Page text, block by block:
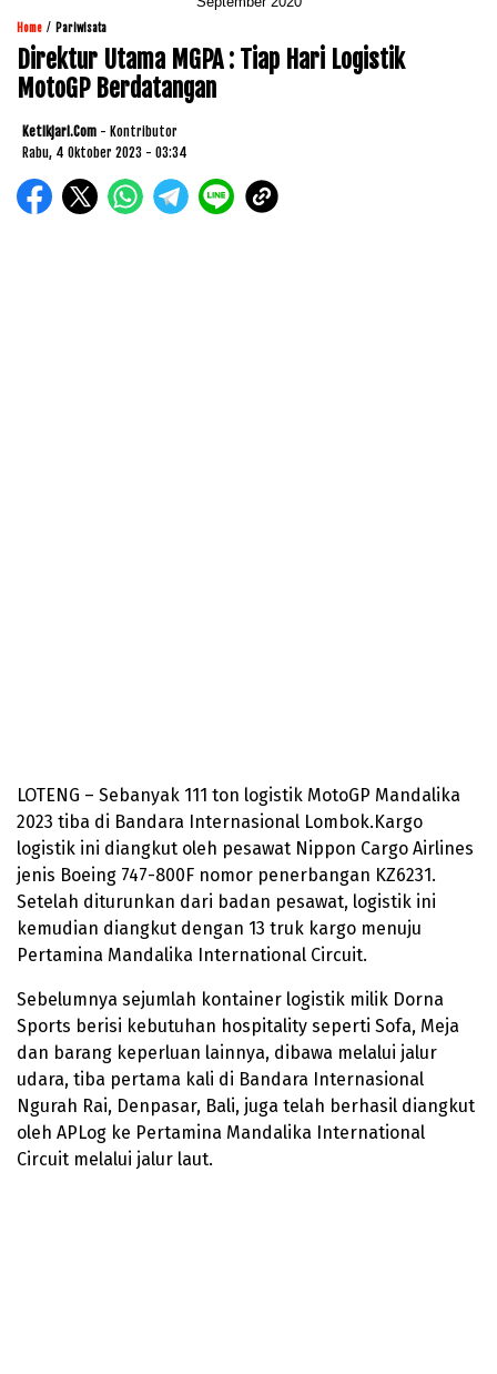
Home / Pariwisata
Direktur Utama MGPA : Tiap Hari Logistik
MotoGP Berdatangan
Ketikjari.com - Kontributor
Rabu, 4 Oktober 2023 - 03:34
LOTENG – Sebanyak 111 ton logistik MotoGP Mandalika
2023 tiba di Bandara Internasional Lombok.Kargo
logistik ini diangkut oleh pesawat Nippon Cargo Airlines
jenis Boeing 747-800F nomor penerbangan KZ6231.
Setelah diturunkan dari badan pesawat, logistik ini
kemudian diangkut dengan 13 truk kargo menuju
Pertamina Mandalika International Circuit.
Sebelumnya sejumlah kontainer logistik milik Dorna
Sports berisi kebutuhan hospitality seperti Sofa, Meja
dan barang keperluan lainnya, dibawa melalui jalur
udara, tiba pertama kali di Bandara Internasional
Ngurah Rai, Denpasar, Bali, juga telah berhasil diangkut
oleh APLog ke Pertamina Mandalika International
Circuit melalui jalur laut.